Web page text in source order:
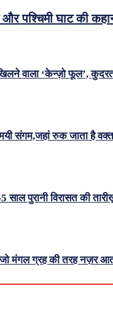
पश्चिमी घाट की
वाला ‘केन्ज़ो फूल’,
संगम,जहां रुक जाता है
पुरानी विरासत की
मंगल ग्रह की तरह नज़र